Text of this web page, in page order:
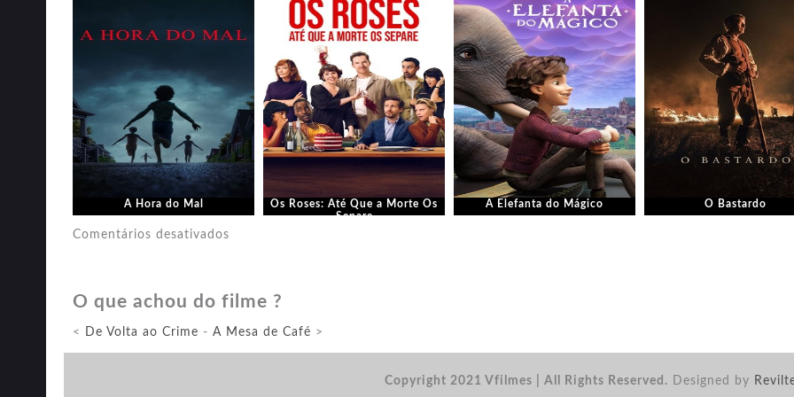
A Hora do Mal
Os Roses: Até Que a Morte Os
Separe
A Elefanta do Mágico O Bastardo
Comentários desativados
O que achou do filme ?
< De Volta ao Crime - A Mesa de Café >
Copyright 2021 Vfilmes | All Rights Reserved. Designed by